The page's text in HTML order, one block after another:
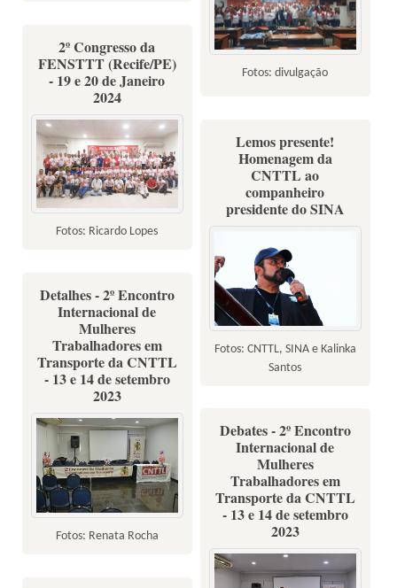
Fotos: divulgação
2º Congresso da
FENSTTT (Recife/PE)
- 19 e 20 de Janeiro
2024
Fotos: Ricardo Lopes
Lemos presente!
Homenagem da
CNTTL ao
companheiro
presidente do SINA
Fotos: CNTTL, SINA e Kalinka
Santos
Detalhes - 2º Encontro
Internacional de
Mulheres
Trabalhadores em
Transporte da CNTTL
- 13 e 14 de setembro
2023
Fotos: Renata Rocha
Debates - 2º Encontro
Internacional de
Mulheres
Trabalhadores em
Transporte da CNTTL
- 13 e 14 de setembro
2023